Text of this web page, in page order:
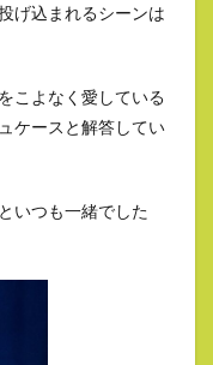
げ込まれるシーンは
こよなく愛している
ケースと解答してい
いつも一緒でした